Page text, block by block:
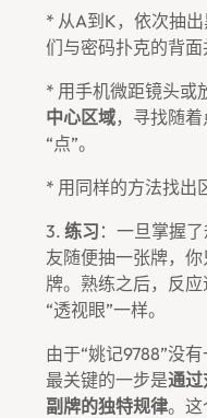
* 从A到K，依次抽
们与密码扑克的背面
* 用手机微距镜头或
中心区域，寻找随
“点”。
* 用同样的方法找出
3. 练习 ：一旦掌握
友随便抽一张牌，
牌。熟练之后，反
“透视眼”一样。
由于“姚记9788”没
最关键的一步是通过
副牌的独特规律。这